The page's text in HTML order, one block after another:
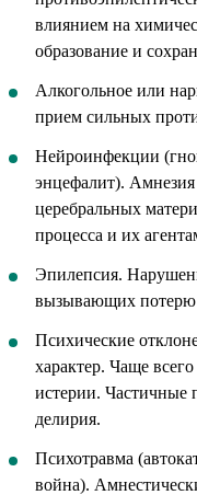
влиянием на
образование и
Алкогольное или
прием сильных
Нейроинфекции
энцефалит). Амнезия
церебральных
процесса и их
Эпилепсия.
вызывающих потерю
Психические
характер. Чаще
истерии. Частичные
делирия.
Психотравма
война).